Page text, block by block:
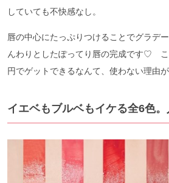
していても不快感なし。
唇の中心にたっぷりつけることでグラデ
んわりとしたぽってり唇の完成です♡
円でゲットできるなんて、使わない理由
イエベもブルベもイケる全6色。